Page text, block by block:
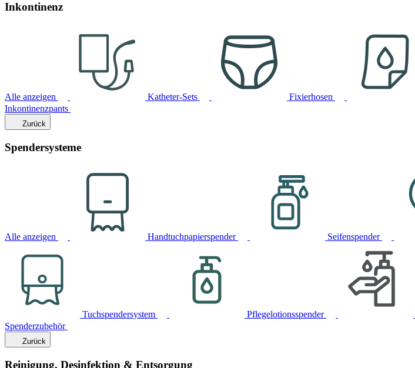
Inkontinenz
Alle anzeigen Katheter-Sets Fixierhosen
Inkontinenzpants
Zurück
Spendersysteme
Alle anzeigen Handtuchpapierspender Seifenspender
Tuchspendersystem Pflegelotionsspender
Spenderzubehör
Zurück
Reinigung, Desinfektion & Entsorgung